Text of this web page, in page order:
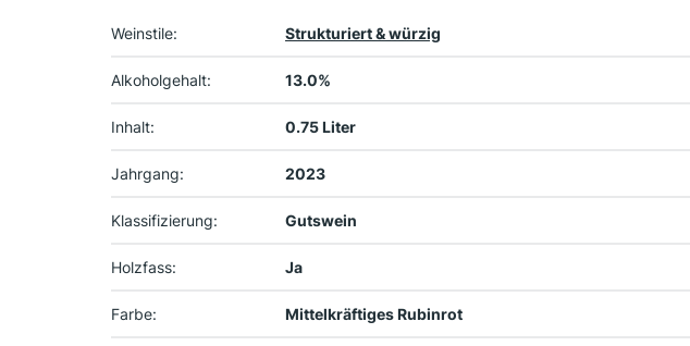
Weinstile: Strukturiert & würzig
Alkoholgehalt: 13.0%
Inhalt: 0.75 Liter
Jahrgang: 2023
Klassifizierung: Gutswein
Holzfass: Ja
Farbe: Mittelkräftiges Rubinrot